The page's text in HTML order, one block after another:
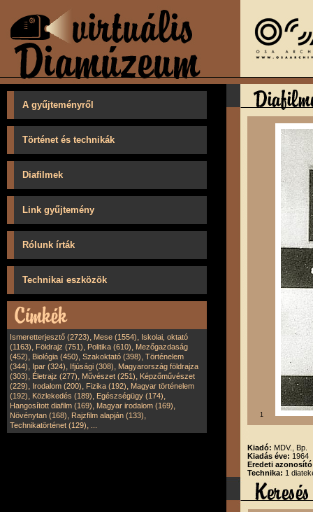
A gyűjteményről
Történet és technikák
Diafilmek
Link gyűjtemény
Rólunk írták
Technikai eszközök
Ismeretterjesztő (2723), Mese (1554), Iskolai, oktató
(1163), Földrajz (751), Politika (610), Mezőgazdaság
(452), Biológia (450), Szakoktató (398), Történelem
(344), Ipar (324), Ifjúsági (308), Magyarország földrajza
(303), Életrajz (277), Művészet (251), Képzőművészet
(229), Irodalom (200), Fizika (192), Magyar történelem
(192), Közlekedés (189), Egészségügy (174),
Hangosított diafilm (169), Magyar irodalom (169),
Növénytan (168), Rajzfilm alapján (133),
Technikatörténet (129),
1
Kiadó: MDV., Bp.
Kiadás éve: 1964
Eredeti
Technika: 1